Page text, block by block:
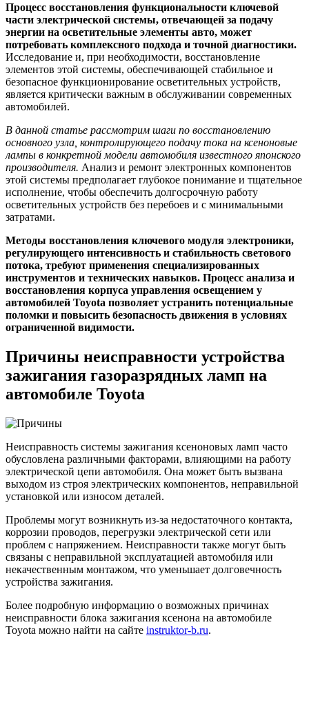
Процесс восстановления функциональности ключевой
части электрической системы, отвечающей за подачу
энергии на осветительные элементы авто, может
потребовать комплексного подхода и точной диагностики.
Исследование и, при необходимости, восстановление
элементов этой системы, обеспечивающей стабильное и
безопасное функционирование осветительных устройств,
является критически важным в обслуживании современных
автомобилей.
В данной статье рассмотрим шаги по восстановлению
основного узла, контролирующего подачу тока на ксеноновые
лампы в конкретной модели автомобиля известного японского
производителя. Анализ и ремонт электронных компонентов
этой системы предполагает глубокое понимание и тщательное
исполнение, чтобы обеспечить долгосрочную работу
осветительных устройств без перебоев и с минимальными
затратами.
Методы восстановления ключевого модуля электроники,
регулирующего интенсивность и стабильность светового
потока, требуют применения специализированных
инструментов и технических навыков. Процесс анализа и
восстановления корпуса управления освещением у
автомобилей Toyota позволяет устранить потенциальные
поломки и повысить безопасность движения в условиях
ограниченной видимости.
Причины неисправности устройства
зажигания газоразрядных ламп на
автомобиле Toyota
Неисправность системы зажигания ксеноновых ламп часто
обусловлена различными факторами, влияющими на работу
электрической цепи автомобиля. Она может быть вызвана
выходом из строя электрических компонентов, неправильной
установкой или износом деталей.
Проблемы могут возникнуть из-за недостаточного контакта,
коррозии проводов, перегрузки электрической сети или
проблем с напряжением. Неисправности также могут быть
связаны с неправильной эксплуатацией автомобиля или
некачественным монтажом, что уменьшает долговечность
устройства зажигания.
Более подробную информацию о возможных причинах
неисправности блока зажигания ксенона на автомобиле
Toyota можно найти на сайте instruktor-b.ru.